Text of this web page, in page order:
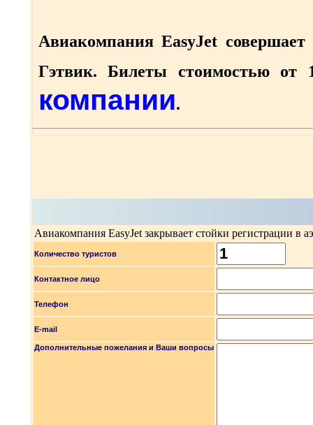
Авиакомпания EasyJet
Гэтвик. Билеты стоимостью
компании.
Авиакомпания EasyJet закрывает стойки регистрации в
Количество туристов
Контактное лицо
Телефон
E-mail
Дополнительные пожелания и Ваши вопросы